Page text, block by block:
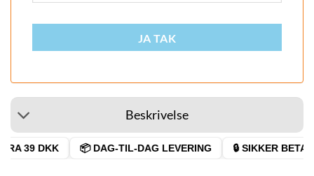
JA TAK
Beskrivelse
39 DKK 📦 DAG-TIL-DAG LEVERING 🔒 SIKKER